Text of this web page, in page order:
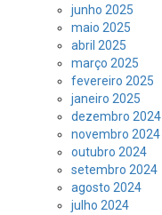
junho 2025
maio 2025
abril 2025
março 2025
fevereiro 2025
janeiro 2025
dezembro 2024
novembro 2024
outubro 2024
setembro 2024
agosto 2024
julho 2024